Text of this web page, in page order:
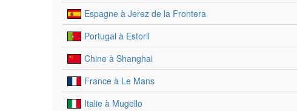
Espagne à Jerez de la Frontera
Portugal à Estoril
Chine à Shanghai
France à Le Mans
Italie à Mugello